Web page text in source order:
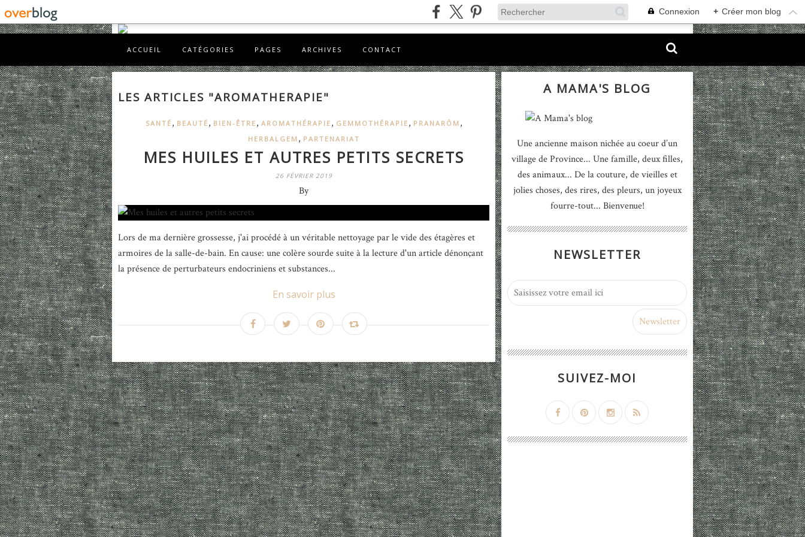
Connexion + Créer mon blog
ACCUEIL CATÉGORIES PAGES ARCHIVES CONTACT
LES ARTICLES "AROMATHERAPIE"
SANTÉ , BEAUTÉ , BIEN-ÊTRE , AROMATHÉRAPIE , GEMMOTHÉRAPIE , PRANARÔM ,
HERBALGEM , PARTENARIAT
MES HUILES ET AUTRES PETITS SECRETS
26 FÉVRIER 2019
By
Lors de ma dernière grossesse, j'ai procédé à un véritable nettoyage par le vide des étagères et
armoires de la salle-de-bain. En cause: une colère sourde suite à la lecture d'un article dénonçant
la présence de perturbateurs endocriniens et substances...
En savoir plus
A MAMA'S BLOG
Une ancienne maison nichée au coeur d’un
village de Province... Une famille, deux filles,
des animaux... De la couture, de vieilles et
jolies choses, des rires, des pleurs, un joyeux
fourre-tout... Bienvenue!
NEWSLETTER
SUIVEZ-MOI